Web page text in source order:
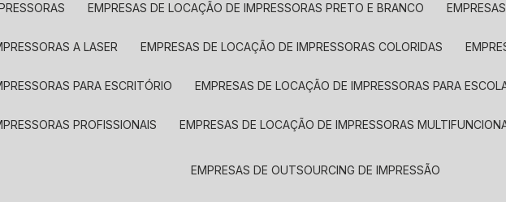
EMPRESAS DE LOCAÇÃO DE IMPRESSORAS PRETO E BRANCO
A LASER EMPRESAS DE LOCAÇÃO DE IMPRESSORAS COLORIDAS
PARA ESCRITÓRIO EMPRESAS DE LOCAÇÃO DE IMPRESSORAS PARA
PROFISSIONAIS EMPRESAS DE LOCAÇÃO DE IMPRESSORAS
EMPRESAS DE OUTSOURCING DE IMPRESSÃO